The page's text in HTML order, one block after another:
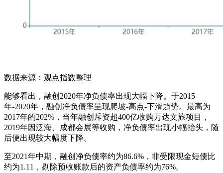
数据来源：观点指数整理
能够看出，融创2020年净负债率出现大幅下降。于2015
年-2020年，融创净负债率呈现爬坡-高点-下滑趋势。最高为
2017年的202%，当年融创斥资超400亿收购万达文旅项目，
2019年因泛海、成都会展等收购，净负债率出现小幅抬头，随
后便出现较大幅度下降。
至2021年中期，融创净负债率约为86.6%，非受限现金短债比
约为1.11，剔除预收账款后的资产负债率约为76%。